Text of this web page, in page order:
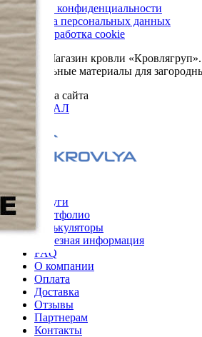
Политика конфиденциальности
Обработка персональных данных
Сбор и обработка cookie
© 2026. Магазин кровли «Кровлягруп».
Строительные материалы для
Разработка сайта
ОРИГИНАЛ
Меню
Услуги
Портфолио
Калькуляторы
Полезная информация
FAQ
О компании
Оплата
Доставка
Отзывы
Партнерам
Контакты